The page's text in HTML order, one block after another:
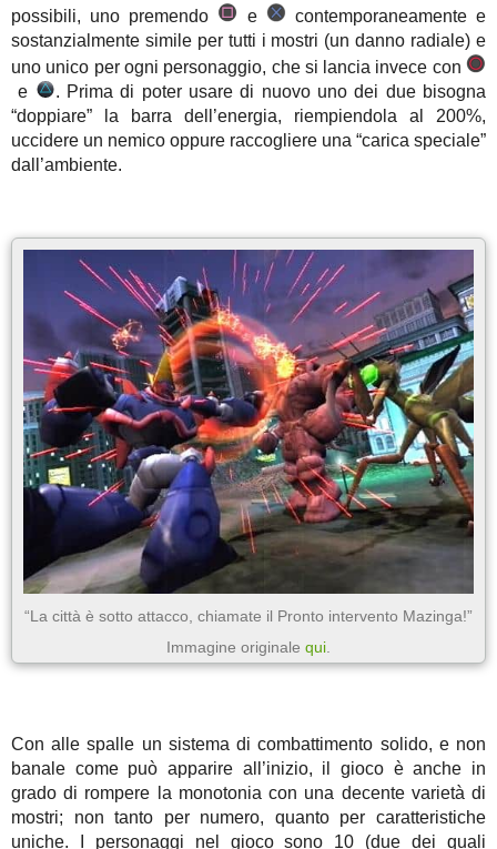
possibili, uno premendo
e
contemporaneamente e
sostanzialmente simile per tutti i mostri (un danno radiale) e
uno unico per ogni personaggio, che si lancia invece con
e
. Prima di poter usare di nuovo uno dei due bisogna
“doppiare” la barra dell’energia, riempiendola al 200%,
uccidere un nemico oppure raccogliere una “carica speciale”
dall’ambiente.
“La città è sotto attacco, chiamate il Pronto intervento Mazinga!”
Immagine originale qui
Con alle spalle un sistema di combattimento solido, e non
banale come può apparire all’inizio, il gioco è anche in
grado di rompere la monotonia con una decente varietà di
mostri; non tanto per numero, quanto per caratteristiche
uniche. I personaggi nel gioco sono 10 (due dei quali